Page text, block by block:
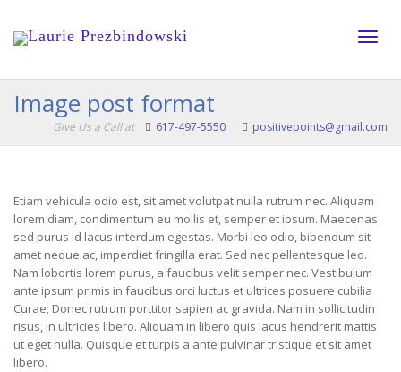
Image post format
Give Us a Call at 617-497-5550 positivepoints@gmail.com
Etiam vehicula odio est, sit amet volutpat nulla rutrum nec. Aliquam
lorem diam, condimentum eu mollis et, semper et ipsum. Maecenas
sed purus id lacus interdum egestas. Morbi leo odio, bibendum sit
amet neque ac, imperdiet fringilla erat. Sed nec pellentesque leo.
Nam lobortis lorem purus, a faucibus velit semper nec. Vestibulum
ante ipsum primis in faucibus orci luctus et ultrices posuere cubilia
Curae; Donec rutrum porttitor sapien ac gravida. Nam in sollicitudin
risus, in ultricies libero. Aliquam in libero quis lacus hendrerit mattis
ut eget nulla. Quisque et turpis a ante pulvinar tristique et sit amet
libero.